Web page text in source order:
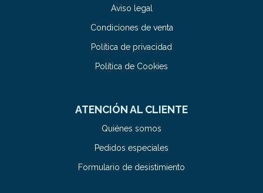
Aviso legal
Condiciones de venta
Política de privacidad
Política de Cookies
ATENCIÓN AL CLIENTE
Quiénes somos
Pedidos especiales
Formulario de desistimiento